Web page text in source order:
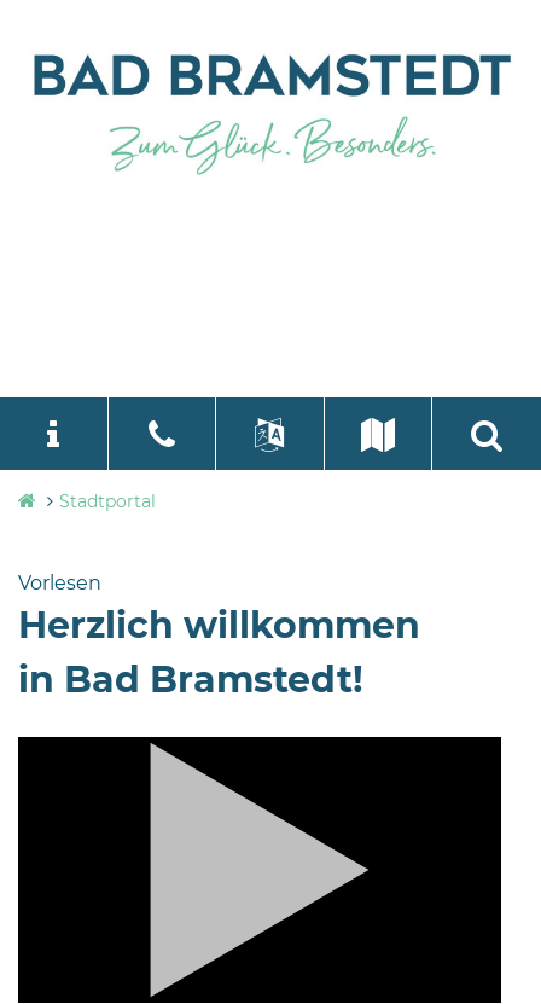
Stadtverwaltung
Bramstedt
24576 Bad
Bramstedt
04192-
zentrale@badbramstedt.de
language
Select Language
Stadtportal
Vorlesen
Herzlich willkommen
in Bad Bramstedt!